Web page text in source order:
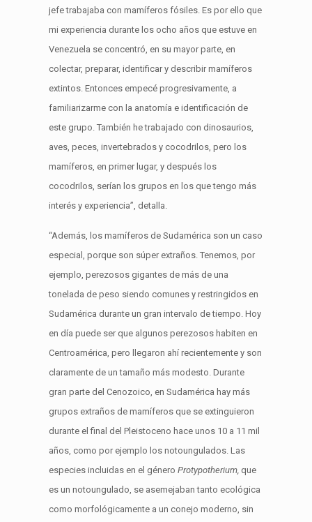
jefe trabajaba con mamíferos fósiles. Es por ello que
mi experiencia durante los ocho años que estuve en
Venezuela se concentró, en su mayor parte, en
colectar, preparar, identificar y describir mamíferos
extintos. Entonces empecé progresivamente, a
familiarizarme con la anatomía e identificación de
este grupo. También he trabajado con dinosaurios,
aves, peces, invertebrados y cocodrilos, pero los
mamíferos, en primer lugar, y después los
cocodrilos, serían los grupos en los que tengo más
interés y experiencia”, detalla.
“Además, los mamíferos de Sudamérica son un caso
especial, porque son súper extraños. Tenemos, por
ejemplo, perezosos gigantes de más de una
tonelada de peso siendo comunes y restringidos en
Sudamérica durante un gran intervalo de tiempo. Hoy
en día puede ser que algunos perezosos habiten en
Centroamérica, pero llegaron ahí recientemente y son
claramente de un tamaño más modesto. Durante
gran parte del Cenozoico, en Sudamérica hay más
grupos extraños de mamíferos que se extinguieron
durante el final del Pleistoceno hace unos 10 a 11 mil
años, como por ejemplo los notoungulados. Las
especies incluidas en el género Protypotherium, que
es un notoungulado, se asemejaban tanto ecológica
como morfológicamente a un conejo moderno, sin